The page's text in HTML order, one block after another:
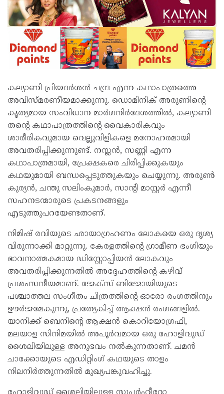
കല്യാണി പ്രിയദര്‍ശന്‍ ചന്ദ്ര എന്ന കഥാപാത്രത്തെ
അവിസ്മരണീയമാക്കുന്നു. ഡൊമിനിക് അരുണിന്റെ
കൃത്യമായ സംവിധാന മാര്‍ഗനിര്‍ദേശത്തില്‍, കല്യാണി
തന്റെ കഥാപാത്രത്തിന്റെ വൈകാരികവും
ശാരീരികവുമായ വെല്ലുവിളികളെ മനോഹരമായി
അവതരിപ്പിക്കുന്നുണ്ട്. നസ്ലന്‍, സണ്ണി എന്ന
കഥാപാത്രമായി, പ്രേക്ഷകരെ ചിരിപ്പിക്കുകയും
കഥയുമായി ബന്ധപ്പെടുത്തുകയും ചെയ്യുന്നു. അരുണ്‍
കുര്യന്‍, ചന്തു സലിംകുമാര്‍, സാന്റി മാസ്റ്റര്‍ എന്നീ
സഹനടന്മാരുടെ പ്രകടനങ്ങളും
എടുത്തുപറയേണ്ടതാണ്.
നിമിഷ് രവിയുടെ ഛായാഗ്രഹണം ലോകയെ ഒരു ദൃശ്യ
വിരുന്നാക്കി മാറ്റുന്നു. കേരളത്തിന്റെ ഗ്രാമീണ ഭംഗിയും
ഭാവനാത്മകമായ ഡിസ്റ്റോപ്പിയന്‍ ലോകവും
അവതരിപ്പിക്കുന്നതില്‍ അദ്ദേഹത്തിന്റെ കഴിവ്
പ്രശംസനീയമാണ്. ജേക്സ് ബിജോയിയുടെ
പശ്ചാത്തല സംഗീതം ചിത്രത്തിന്റെ ഓരോ രംഗത്തിനും
ഊര്‍ജമേകുന്നു, പ്രത്യേകിച്ച് ആക്ഷന്‍ രംഗങ്ങളില്‍.
യാനിക്ക് ബെനിന്റെ ആക്ഷന്‍ കൊറിയോഗ്രഫി,
മലയാള സിനിമയില്‍ അപൂര്‍വമായ ഒരു ഹോളിവുഡ്
ശൈലിയിലുള്ള അനുഭവം നല്‍കുന്നതാണ്. ചമന്‍
ചാക്കോയുടെ എഡിറ്റിംഗ് കഥയുടെ താളം
നിലനിര്‍ത്തുന്നതില്‍ മുഖ്യപങ്കുവഹിച്ചു.